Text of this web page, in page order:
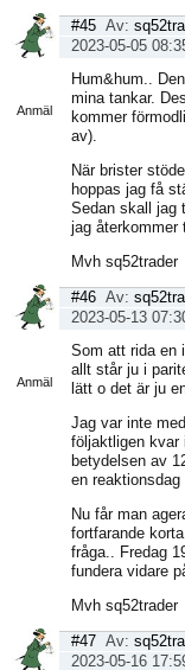
Anmäl
#45 Av:
2023-05-05
Hum&hum..
mina tankar.
kommer
av).
När brister
hoppas jag få
Sedan skall jag
jag återkommer
Mvh sq52trader
Anmäl
#46 Av:
2023-05-13
Som att rida en
allt står ju i
lätt o det är ju
Jag var inte
följaktligen kvar
betydelsen av
en
Nu får man
fortfarande
fråga.. Fredag
fundera vidare
Mvh sq52trader
#47 Av:
2023-05-16